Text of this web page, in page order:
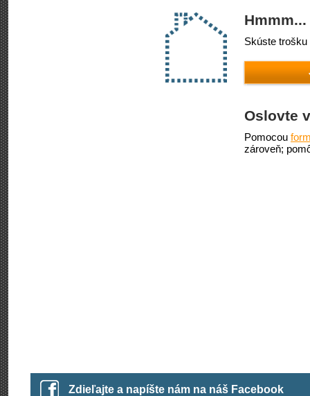
Skúste
Oslovte
Pomocou
zároveň;
Zdieľajte a napíšte nám na náš Facebook